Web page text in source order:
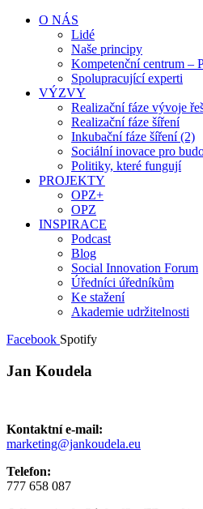
O NÁS
Lidé
Naše principy
Kompetenční centrum –
Spolupracující experti
VÝZVY
Realizační fáze vývoje
Realizační fáze šíření
Inkubační fáze šíření (2)
Sociální inovace pro
Politiky, které fungují
PROJEKTY
OPZ+
OPZ
INSPIRACE
Podcast
Blog
Social Innovation Forum
Úředníci úředníkům
Ke stažení
Akademie udržitelnosti
Facebook Spotify
Jan Koudela
Kontaktní e-mail:
marketing@jankoudela.eu
Telefon:
777 658 087